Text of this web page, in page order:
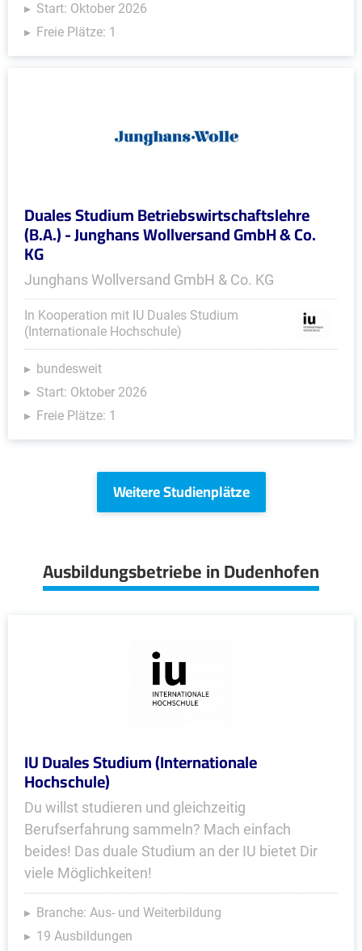
Start: Oktober 2026
Freie Plätze: 1
Duales Studium Betriebswirtschaftslehre
(B.A.) - Junghans Wollversand GmbH & Co.
KG
Junghans Wollversand GmbH & Co. KG
In Kooperation mit IU Duales Studium
(Internationale Hochschule)
bundesweit
Start: Oktober 2026
Freie Plätze: 1
Weitere Studienplätze
Ausbildungsbetriebe in Dudenhofen
IU Duales Studium (Internationale
Hochschule)
Du willst studieren und gleichzeitig
Berufserfahrung sammeln? Mach einfach
beides! Das duale Studium an der IU bietet Dir
viele Möglichkeiten!
Branche: Aus- und Weiterbildung
19 Ausbildungen